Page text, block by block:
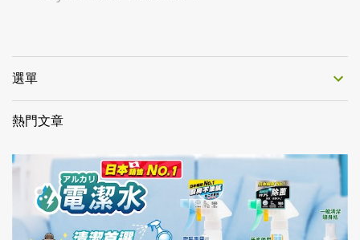
選單
熱門文章